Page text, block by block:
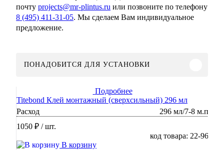
почту projects@mr-plintus.ru или позвоните по телефону
8 (495) 411-31-05. Мы сделаем Вам индивидуальное
предложение.
ПОНАДОБИТСЯ ДЛЯ УСТАНОВКИ
Подробнее
Titebond Клей монтажный (сверхсильный) 296 мл
Расход
296 мл/7-8 м.п
1050 ₽ / шт.
код товара: 22-96
В корзину